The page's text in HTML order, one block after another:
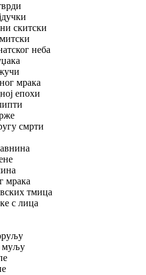
скитски
неба
мрака
епохи
смрти
мрака
тмица
с лица
муљу